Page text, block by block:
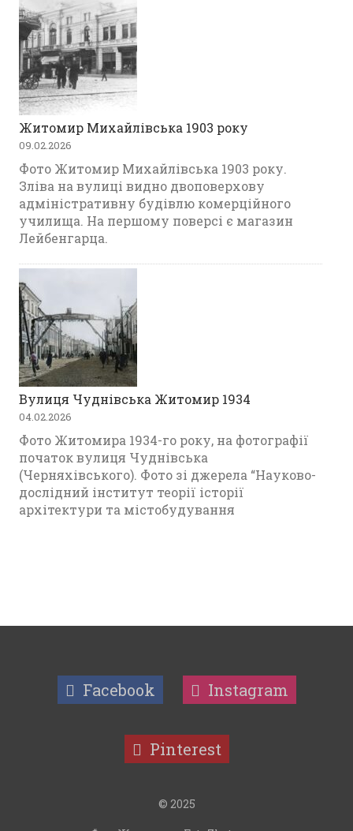
Житомир Михайлівська 1903 року
09.02.2026
Фото Житомир Михайлівська 1903 року.
Зліва на вулиці видно двоповерхову
адміністративну будівлю комерційного
училища. На першому поверсі є магазин
Лейбенгарца.
Вулиця Чуднівська Житомир 1934
04.02.2026
Фото Житомира 1934-го року, на фотографії
початок вулиця Чуднівська
(Черняхівського). Фото зі джерела “Науково-
дослідний інститут теорії історії
архітектури та містобудування
Facebook Instagram
Pinterest
© 2025